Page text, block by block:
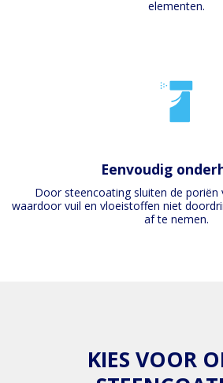
elementen.
Eenvoudig
Door steencoating sluiten de poriën
waardoor vuil en vloeistoffen niet
af te nemen.
KIES VOOR